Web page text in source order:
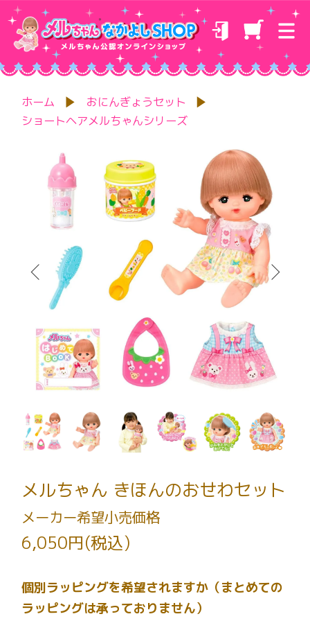
ホーム
おにんぎょうセット
ショートヘアメルちゃんシリーズ
メルちゃん きほんのおせわセット
メーカー希望小売価格
6,050円(税込)
個別ラッピングを希望されますか（まとめての
ラッピングは承っておりません）